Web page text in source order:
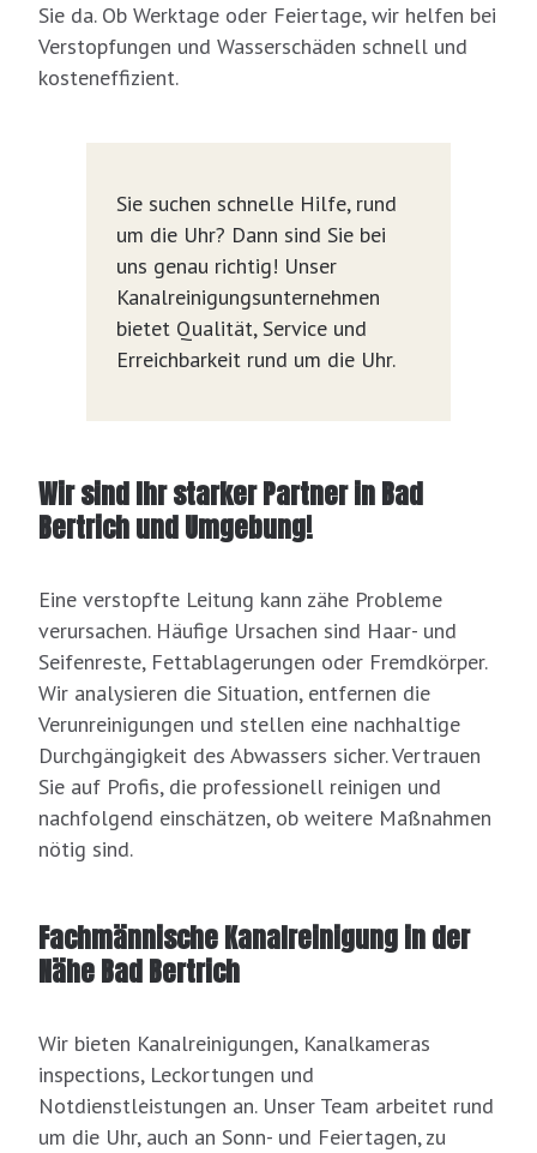
Sie da. Ob Werktage oder Feiertage, wir helfen bei
Verstopfungen und Wasserschäden schnell und
kosteneffizient.
Sie suchen schnelle Hilfe, rund
um die Uhr? Dann sind Sie bei
uns genau richtig! Unser
Kanalreinigungsunternehmen
bietet Qualität, Service und
Erreichbarkeit rund um die Uhr.
Wir sind Ihr starker Partner in Bad
Bertrich und Umgebung!
Eine verstopfte Leitung kann zähe Probleme
verursachen. Häufige Ursachen sind Haar- und
Seifenreste, Fettablagerungen oder Fremdkörper.
Wir analysieren die Situation, entfernen die
Verunreinigungen und stellen eine nachhaltige
Durchgängigkeit des Abwassers sicher. Vertrauen
Sie auf Profis, die professionell reinigen und
nachfolgend einschätzen, ob weitere Maßnahmen
nötig sind.
Fachmännische Kanalreinigung in der
Nähe Bad Bertrich
Wir bieten Kanalreinigungen, Kanalkameras
inspections, Leckortungen und
Notdienstleistungen an. Unser Team arbeitet rund
um die Uhr, auch an Sonn- und Feiertagen, zu